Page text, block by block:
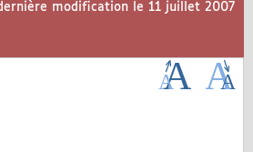
modification le 11 juillet 2007